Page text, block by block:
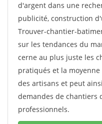
d'argent dans une
publicité, construction
Trouver-chantier-
sur les tendances du
cerne au plus juste les
pratiqués et la
des artisans et peut
demandes de chantiers
professionnels.